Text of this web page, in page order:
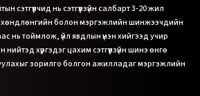
нь сэтгүүлзүйн салбарт 3-20 жил
болон мэргэжлийн шинжээчдийн
нь тоймлож, үйл явдлын үнэн хийгээд учир
хүргэдэг цахим сэтгүүлзүйн шинэ өнгө
зорилго болгон ажилладаг мэргэжлийн